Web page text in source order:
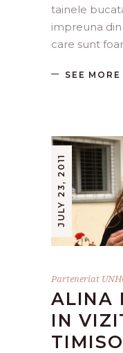
tainele
impreuna
care sunt
SEE MORE
JULY 23, 2011
Parteneriat
ALINA
IN